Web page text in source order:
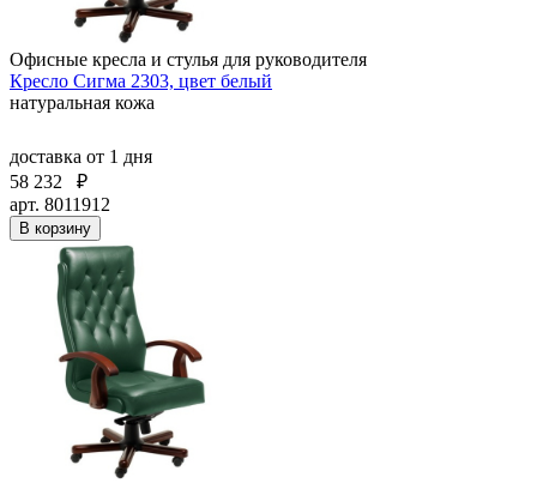
Офисные кресла и стулья для руководителя
Кресло Сигма 2303, цвет белый
натуральная кожа
доставка от 1 дня
58 232
₽
арт. 8011912
В корзину